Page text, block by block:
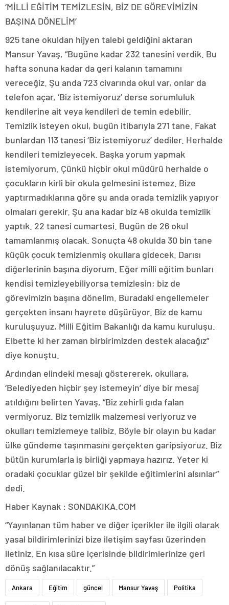
‘MİLLİ EĞİTİM TEMİZLESİN, BİZ DE GÖREVİMİZİN
BAŞINA DÖNELİM’
925 tane okuldan hijyen talebi geldiğini aktaran
Mansur Yavaş, “Bugüne kadar 232 tanesini verdik. Bu
hafta sonuna kadar da geri kalanın tamamını
vereceğiz. Şu anda 723 civarında okul var, onlar da
telefon açar, ‘Biz istemiyoruz’ derse sorumluluk
kendilerine ait veya kendileri de temin edebilir.
Temizlik isteyen okul, bugün itibarıyla 271 tane. Fakat
bunlardan 113 tanesi ‘Biz istemiyoruz’ dediler. Herhalde
kendileri temizleyecek. Başka yorum yapmak
istemiyorum. Çünkü hiçbir okul müdürü herhalde o
çocukların kirli bir okula gelmesini istemez. Bize
yaptırmadıklarına göre şu anda orada temizlik yapıyor
olmaları gerekir. Şu ana kadar biz 48 okulda temizlik
yaptık. 22 tanesi cumartesi. Bugün de 26 okul
tamamlanmış olacak. Sonuçta 48 okulda 30 bin tane
küçük çocuk temizlenmiş okullara gidecek. Darısı
diğerlerinin başına diyorum. Eğer milli eğitim bunları
kendisi temizleyebiliyorsa temizlesin; biz de
görevimizin başına dönelim. Buradaki engellemeler
gerçekten insanı hayrete düşürüyor. Biz de kamu
kuruluşuyuz, Milli Eğitim Bakanlığı da kamu kuruluşu.
Elbette ki her zaman birbirimizden destek alacağız”
diye konuştu.
Ardından elindeki mesajı göstererek, okullara,
‘Belediyeden hiçbir şey istemeyin’ diye bir mesaj
atıldığını belirten Yavaş, “Biz zehirli gıda falan
vermiyoruz. Biz temizlik malzemesi veriyoruz ve
okulları temizlemeye talibiz. Böyle bir olayın bu kadar
ülke gündeme taşınmasını gerçekten garipsiyoruz. Biz
bütün kurumlarla iş birliği yapmaya hazırız. Yeter ki
oradaki çocuklar güzel bir şekilde eğitimlerini alsınlar”
dedi.
Haber Kaynak : SONDAKIKA.COM
“Yayınlanan tüm haber ve diğer içerikler ile ilgili olarak
yasal bildirimlerinizi bize iletişim sayfası üzerinden
iletiniz. En kısa süre içerisinde bildirimlerinize geri
dönüş sağlanılacaktır.”
Ankara Eğitim güncel Mansur Yavaş Politika